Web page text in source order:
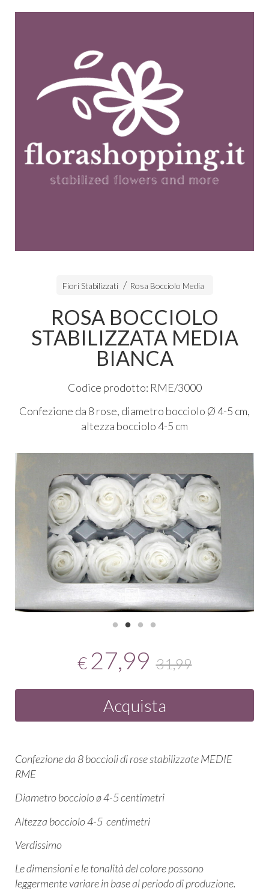
Fiori Stabilizzati Rosa Bocciolo Media
ROSA BOCCIOLO
STABILIZZATA MEDIA
BIANCA
Codice prodotto: RME/3000
Confezione da 8 rose, diametro bocciolo Ø 4-5 cm,
altezza bocciolo 4-5 cm
€ 27,99 31,99
Acquista
Confezione da 8 boccioli di rose stabilizzate MEDIE
RME
Diametro bocciolo ø 4-5 centimetri
Altezza bocciolo 4-5 centimetri
Verdissimo
Le dimensioni e le tonalità del colore possono
leggermente variare in base al periodo di produzione.